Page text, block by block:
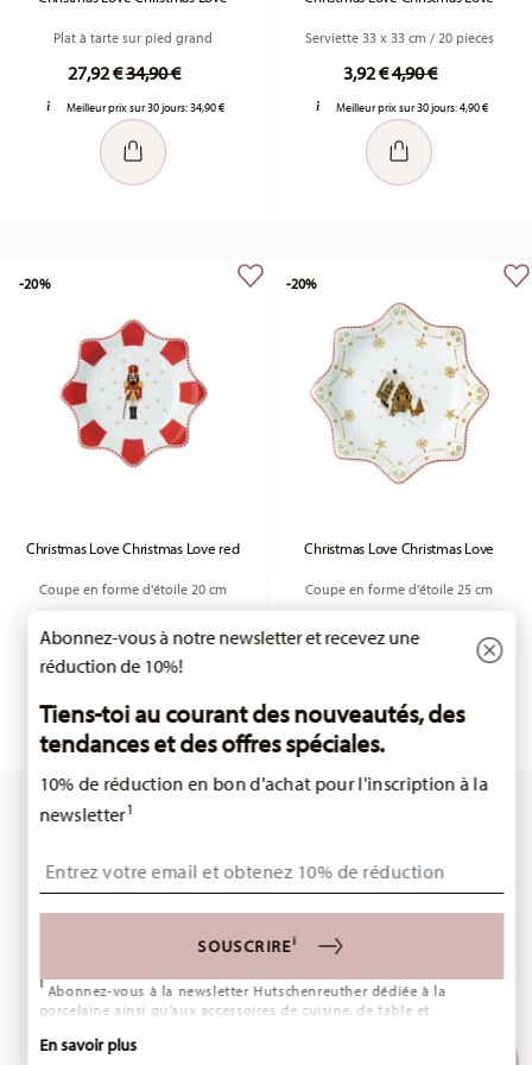
Plat à tarte sur pied grand
27,92 €Price reduced from
34,90 €to
Meilleur prix sur 30 jours:34,90 €
Serviette 33 x 33 cm / 20 pieces
3,92 €Price reduced
4,90 €to
Meilleur prix sur 30 jours:4,90 €
Christmas Love Christmas Love red
Coupe en forme d'étoile 20 cm
Price reduced from
Meilleur prix sur 30 jours:
-20%
Christmas Love Christmas Love
Coupe en forme d'étoile 25 cm
29,90 €
-20%
Vous avez vu 24 des 40 produits
PLUS
Abonnez-vous à notre newsletter et recevez une
réduction de 10%!
Tiens-toi au courant des nouveautés, des
tendances et des offres spéciales.
10% de réduction en bon d'achat pour l'inscription à la
newsletter1
SOUSCRIREi
i Abonnez-vous à la newsletter Hutschenreuther dédiée à la
porcelaine ainsi qu’aux accessoires de cuisine, de table et
désinscrire à tout moment en cliquant sur le lien de désinscription
En savoir plus